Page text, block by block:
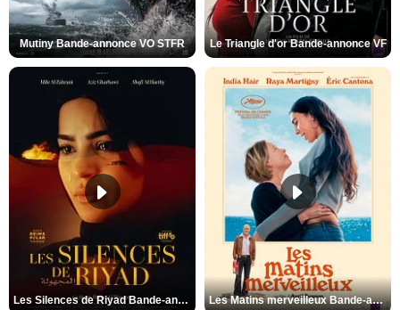
Mutiny Bande-annonce VO STFR Le Triangle d'or Bande-annonce VF
Les Silences de Riyad Bande-annonce VO STFR Les Matins merveilleux Bande-annonce VF